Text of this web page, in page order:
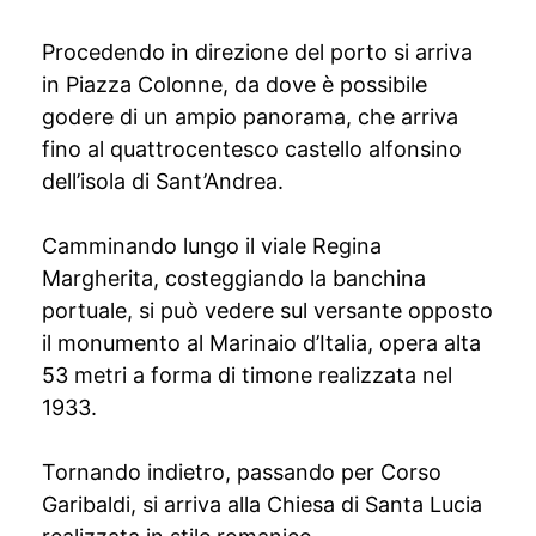
Procedendo in direzione del porto si arriva
in Piazza Colonne, da dove è possibile
godere di un ampio panorama, che arriva
fino al quattrocentesco castello alfonsino
dell’isola di Sant’Andrea.
Camminando lungo il viale Regina
Margherita, costeggiando la banchina
portuale, si può vedere sul versante opposto
il monumento al Marinaio d’Italia, opera alta
53 metri a forma di timone realizzata nel
1933.
Tornando indietro, passando per Corso
Garibaldi, si arriva alla Chiesa di Santa Lucia